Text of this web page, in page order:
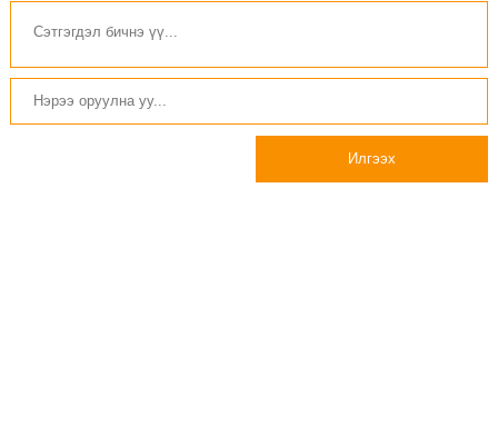
Илгээх